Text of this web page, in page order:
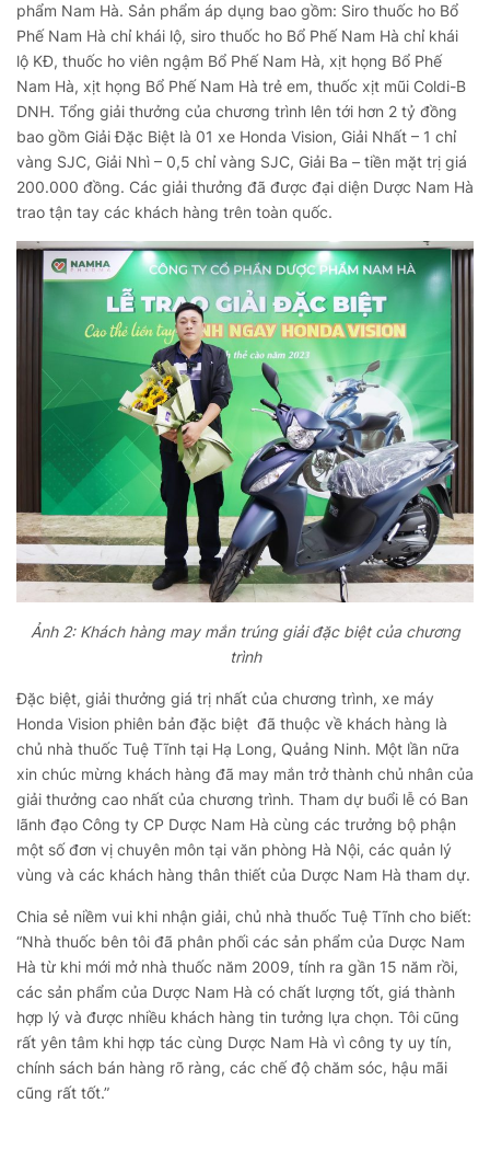
phẩm Nam Hà. Sản phẩm áp dụng bao gồm: Siro thuốc ho Bổ
Phế Nam Hà chỉ khái lộ, siro thuốc ho Bổ Phế Nam Hà chỉ khái
lộ KĐ, thuốc ho viên ngậm Bổ Phế Nam Hà, xịt họng Bổ Phế
Nam Hà, xịt họng Bổ Phế Nam Hà trẻ em, thuốc xịt mũi Coldi-B
DNH. Tổng giải thưởng của chương trình lên tới hơn 2 tỷ đồng
bao gồm Giải Đặc Biệt là 01 xe Honda Vision, Giải Nhất – 1 chỉ
vàng SJC, Giải Nhì – 0,5 chỉ vàng SJC, Giải Ba – tiền mặt trị giá
200.000 đồng. Các giải thưởng đã được đại diện Dược Nam Hà
trao tận tay các khách hàng trên toàn quốc.
Ảnh 2: Khách hàng may mắn trúng giải đặc biệt của chương
trình
Đặc biệt, giải thưởng giá trị nhất của chương trình, xe máy
Honda Vision phiên bản đặc biệt đã thuộc về khách hàng là
chủ nhà thuốc Tuệ Tĩnh tại Hạ Long, Quảng Ninh. Một lần nữa
xin chúc mừng khách hàng đã may mắn trở thành chủ nhân của
giải thưởng cao nhất của chương trình. Tham dự buổi lễ có Ban
lãnh đạo Công ty CP Dược Nam Hà cùng các trưởng bộ phận
một số đơn vị chuyên môn tại văn phòng Hà Nội, các quản lý
vùng và các khách hàng thân thiết của Dược Nam Hà tham dự.
Chia sẻ niềm vui khi nhận giải, chủ nhà thuốc Tuệ Tĩnh cho biết:
“Nhà thuốc bên tôi đã phân phối các sản phẩm của Dược Nam
Hà từ khi mới mở nhà thuốc năm 2009, tính ra gần 15 năm rồi,
các sản phẩm của Dược Nam Hà có chất lượng tốt, giá thành
hợp lý và được nhiều khách hàng tin tưởng lựa chọn. Tôi cũng
rất yên tâm khi hợp tác cùng Dược Nam Hà vì công ty uy tín,
chính sách bán hàng rõ ràng, các chế độ chăm sóc, hậu mãi
cũng rất tốt.”